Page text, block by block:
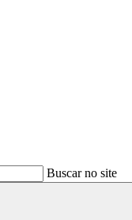
Buscar no site